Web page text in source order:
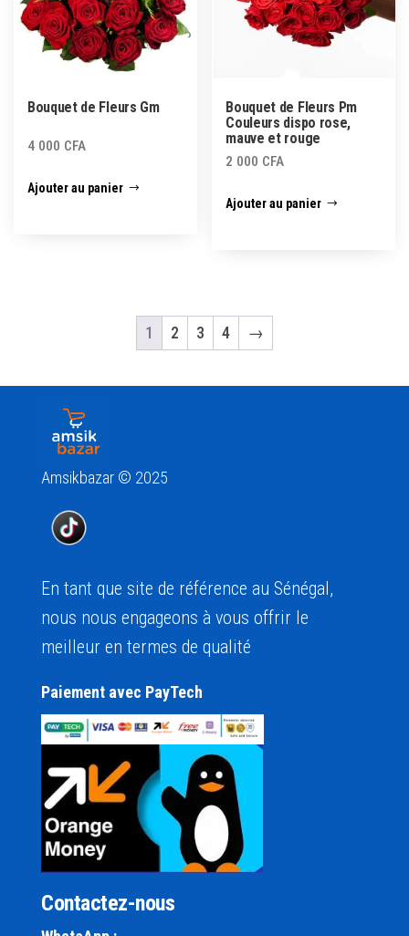
Bouquet de Fleurs Gm
4 000 CFA
Ajouter au panier
Bouquet de Fleurs Pm
Couleurs dispo rose,
mauve et rouge
2 000 CFA
Ajouter au panier
1 2 3 4 →
Amsikbazar © 2025
En tant que site de référence au Sénégal,
nous nous engageons à vous offrir le
meilleur en termes de qualité
Paiement avec PayTech
Contactez-nous